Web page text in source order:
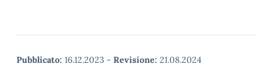
Pubblicato: 16.12.2023 - Revisione: 21.08.2024